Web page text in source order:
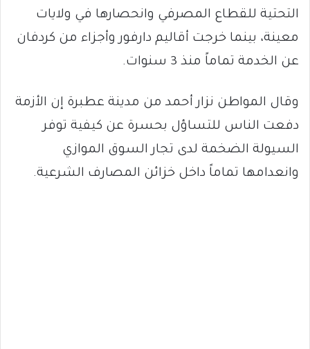
التحتية للقطاع المصرفي وانحصارها في ولايات
معينة، بينما خرجت أقاليم دارفور وأجزاء من كردفان
عن الخدمة تماماً منذ 3 سنوات.
وقال المواطن نزار أحمد من مدينة عطبرة إن الأزمة
دفعت الناس للتساؤل بحسرة عن كيفية توفر
السيولة الضخمة لدى تجار السوق الموازي
وانعدامها تماماً داخل خزائن المصارف الشرعية.